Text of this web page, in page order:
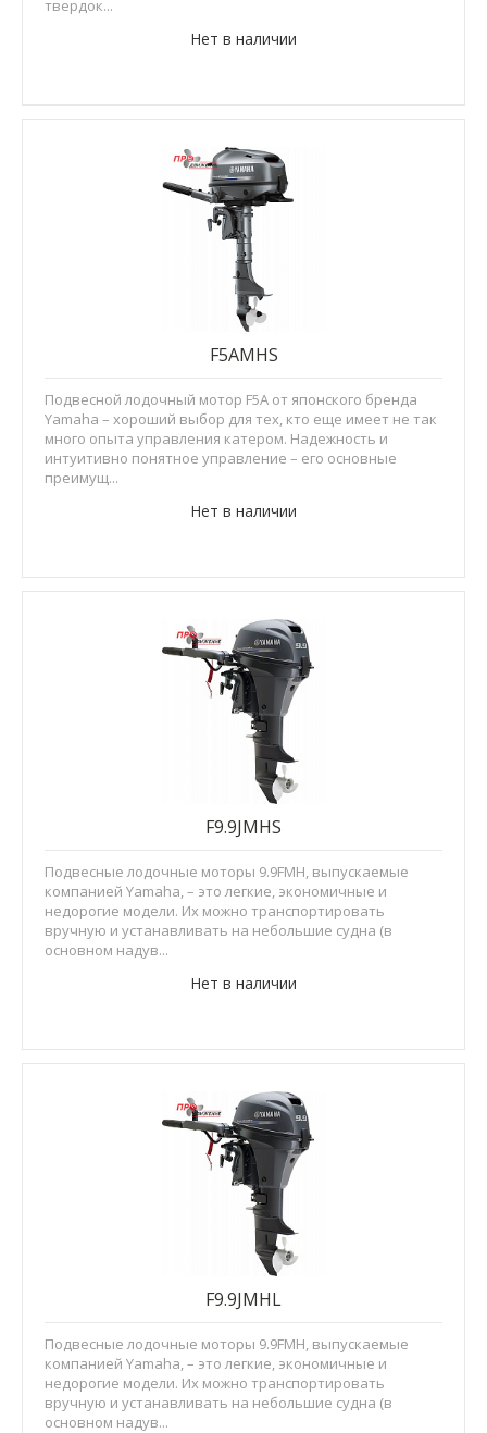
Нет в наличии
твердок...
Нет в наличии
F5AMHS
Подвесной лодочный мотор F5A от японского бренда
Yamaha – хороший выбор для тех, кто еще имеет не так
много опыта управления катером. Надежность и
интуитивно понятное управление – его основные
преимущ...
Нет в наличии
F9.9JMHS
Подвесные лодочные моторы 9.9FMH, выпускаемые
компанией Yamaha, – это легкие, экономичные и
недорогие модели. Их можно транспортировать
вручную и устанавливать на небольшие судна (в
основном надув...
F9.9JMHL
Подвесные лодочные моторы 9.9FMH, выпускаемые
компанией Yamaha, – это легкие, экономичные и
недорогие модели. Их можно транспортировать
вручную и устанавливать на небольшие судна (в
основном надув...